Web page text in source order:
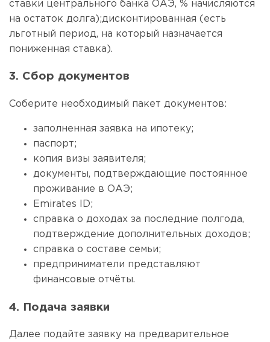
ставки центрального банка ОАЭ, % начисляются
на остаток долга);дисконтированная (есть
льготный период, на который назначается
пониженная ставка).
3. Сбор документов
Соберите необходимый пакет документов:
заполненная заявка на ипотеку;
паспорт;
копия визы заявителя;
документы, подтверждающие постоянное
проживание в ОАЭ;
Emirates ID;
справка о доходах за последние полгода,
подтверждение дополнительных доходов;
справка о составе семьи;
предприниматели представляют
финансовые отчёты.
4. Подача заявки
Далее подайте заявку на предварительное